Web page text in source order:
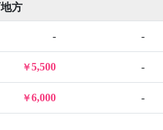
方
- -
5,500 -
6,000 -